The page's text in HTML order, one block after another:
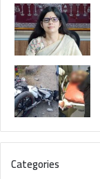
Categories